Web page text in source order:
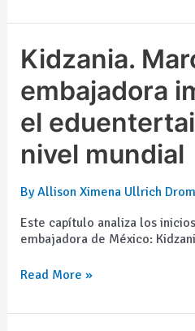
Kidzania.
embajadora
el
nivel mundial
ByAllison Ximena Ullrich
Este capítulo analiza los
embajadora de México:
Kidzania.
Marca
embajadora
impulsando
el
eduentertainment
a
nivel
Read More »